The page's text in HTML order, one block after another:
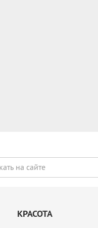
КРАСОТА